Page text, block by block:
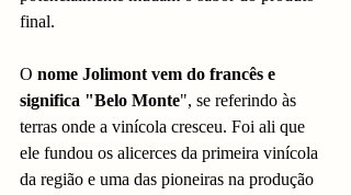
final.
O nome Jolimont vem do francês e
significa "Belo Monte", se referindo às
terras onde a vinícola cresceu. Foi ali que
ele fundou os alicerces da primeira vinícola
da região e uma das pioneiras na produção